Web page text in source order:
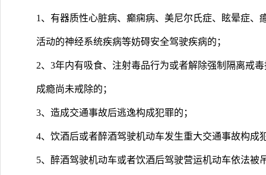
1、有器质性心脏病、癫痫病、美尼尔氏症、眩晕症
活动的神经系统疾病等妨碍安全驾驶疾病的；
2、3年内有吸食、注射毒品行为或者解除强制隔离戒
成瘾尚未戒除的；
3、造成交通事故后逃逸构成犯罪的；
4、饮酒后或者醉酒驾驶机动车发生重大交通事故构成
5、醉酒驾驶机动车或者饮酒后驾驶营运机动车依法被